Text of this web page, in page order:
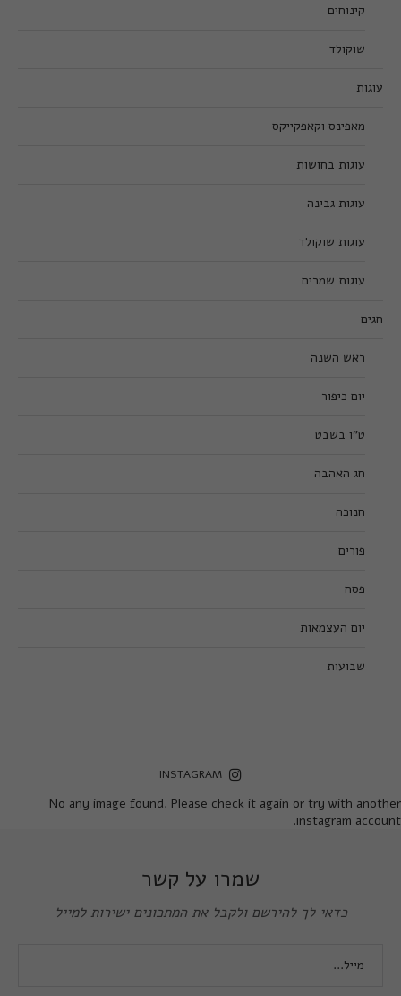
קינוחים
שוקולד
עוגות
מאפינס וקאפקייקס
עוגות בחושות
עוגות גבינה
עוגות שוקולד
עוגות שמרים
חגים
ראש השנה
יום כיפור
ט”ו בשבט
חג האהבה
חנוכה
פורים
פסח
יום העצמאות
שבועות
INSTAGRAM
No any image found. Please check it again or try with another
instagram account.
שמרו על קשר
כדאי לך להירשם ולקבל את המתכונים ישירות למייל